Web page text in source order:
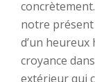
notre
d’un
croyance
extérieur qui